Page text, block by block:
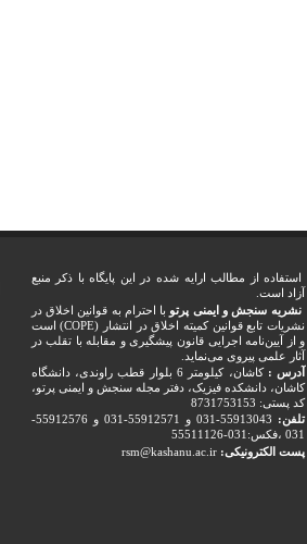
استفاده از مطالب ارایه شده در این پایگاه با ذکر منبع
آزاد است.
نشریه سنجش و ایمنی پرتو با احترام به قوانین اخلاق در
نشریات تابع قوانین کمیته اخلاق در انتشار (COPE) است
و از آیین‌نامه اجرایی قانون پیشگیری و مقابله با تقلب در
آثار علمی پیروی می‌نماید.
آدرس :
کاشان، کیلومتر 6 بلوار قطب راوندی، دانشگاه
کاشان، دانشکده فیزیک، دفتر مجله سنجش و ایمنی پرتو،
کد پستی: 8731753153
تلفن:
55913043-031 و 55912571-031 و 55912576-
031 ،فکس:031-55511126
پست الکترونیکی: rsm@kashanu.ac.ir